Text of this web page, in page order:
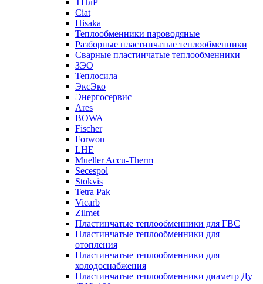
ТПлР
Ciat
Hisaka
Теплообменники пароводяные
Разборные пластинчатые теплообменники
Сварные пластинчатые теплообменники
ЗЭО
Теплосила
ЭксЭко
Энергосервис
Ares
BOWA
Fischer
Forwon
LHE
Mueller Accu-Therm
Secespol
Stokvis
Tetra Pak
Vicarb
Zilmet
Пластинчатые теплообменники для ГВС
Пластинчатые теплообменники для
отопления
Пластинчатые теплообменники для
холодоснабжения
Пластинчатые теплообменники диаметр Ду